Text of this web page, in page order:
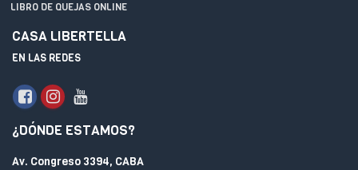
LIBRO DE QUEJAS ONLINE
CASA LIBERTELLA
EN LAS REDES
¿DÓNDE ESTAMOS?
Av. Congreso 3394, CABA